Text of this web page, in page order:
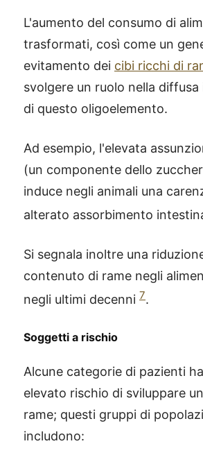
L'aumento del consumo di
trasformati, così come un
evitamento dei cibi ricchi di
svolgere un ruolo nella
di questo oligoelemento.
Ad esempio, l'elevata
(un componente dello
induce negli animali una
alterato assorbimento
Si segnala inoltre una
contenuto di rame negli
negli ultimi decenni 7.
Soggetti a rischio
Alcune categorie di pazienti
elevato rischio di sviluppare
rame; questi gruppi di
includono: